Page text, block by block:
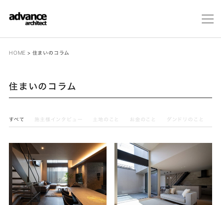
メ
HOME > 住まいのコラム
住まいのコラム
すべて 施主様インタビュー 土地のこと お金のこと ダンドリのこと